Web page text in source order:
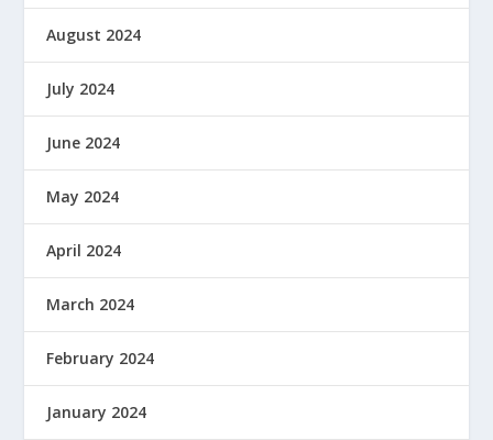
August 2024
July 2024
June 2024
May 2024
April 2024
March 2024
February 2024
January 2024